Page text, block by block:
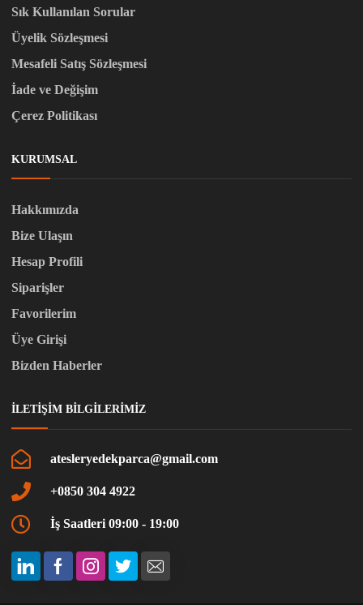
Sık Kullanılan Sorular
Üyelik Sözleşmesi
Mesafeli Satış Sözleşmesi
İade ve Değişim
Çerez Politikası
KURUMSAL
Hakkımızda
Bize Ulaşın
Hesap Profili
Siparişler
Favorilerim
Üye Girişi
Bizden Haberler
İLETIŞIM BILGILERIMIZ
atesleryedekparca@gmail.com
+0850 304 4922
İş Saatleri 09:00 - 19:00